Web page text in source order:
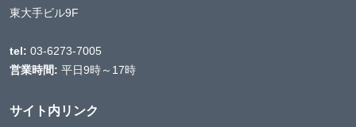
東大手ビル9F
tel: 03-6273-7005
営業時間: 平日9時～17時
サイト内リンク